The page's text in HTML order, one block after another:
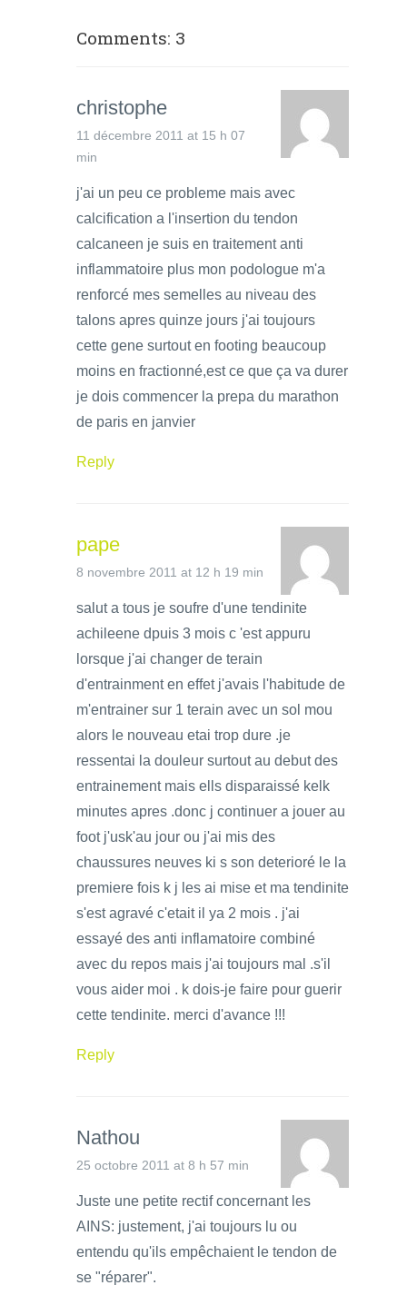
Comments: 3
christophe
11 décembre 2011 at 15 h 07
min
j'ai un peu ce probleme mais avec
calcification a l'insertion du tendon
calcaneen je suis en traitement anti
inflammatoire plus mon podologue m'a
renforcé mes semelles au niveau des
talons apres quinze jours j'ai toujours
cette gene surtout en footing beaucoup
moins en fractionné,est ce que ça va durer
je dois commencer la prepa du marathon
de paris en janvier
Reply
pape
8 novembre 2011 at 12 h 19 min
salut a tous je soufre d'une tendinite
achileene dpuis 3 mois c 'est appuru
lorsque j'ai changer de terain
d'entrainment en effet j'avais l'habitude de
m'entrainer sur 1 terain avec un sol mou
alors le nouveau etai trop dure .je
ressentai la douleur surtout au debut des
entrainement mais ells disparaissé kelk
minutes apres .donc j continuer a jouer au
foot j'usk'au jour ou j'ai mis des
chaussures neuves ki s son deterioré le la
premiere fois k j les ai mise et ma tendinite
s'est agravé c'etait il ya 2 mois . j'ai
essayé des anti inflamatoire combiné
avec du repos mais j'ai toujours mal .s'il
vous aider moi . k dois-je faire pour guerir
cette tendinite. merci d'avance !!!
Reply
Nathou
25 octobre 2011 at 8 h 57 min
Juste une petite rectif concernant les
AINS: justement, j'ai toujours lu ou
entendu qu'ils empêchaient le tendon de
se "réparer".